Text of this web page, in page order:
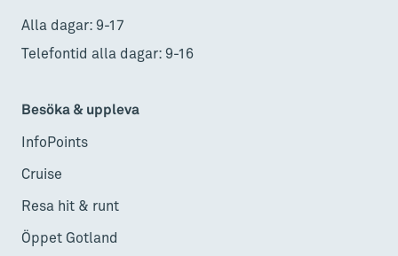
Alla dagar: 9-17
Telefontid alla dagar: 9-16
Besöka & uppleva
InfoPoints
Cruise
Resa hit & runt
Öppet Gotland